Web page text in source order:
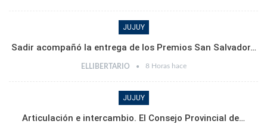
JUJUY
Sadir acompañó la entrega de los Premios San Salvador…
ELLIBERTARIO 8 Horas hace
JUJUY
Articulación e intercambio. El Consejo Provincial de…